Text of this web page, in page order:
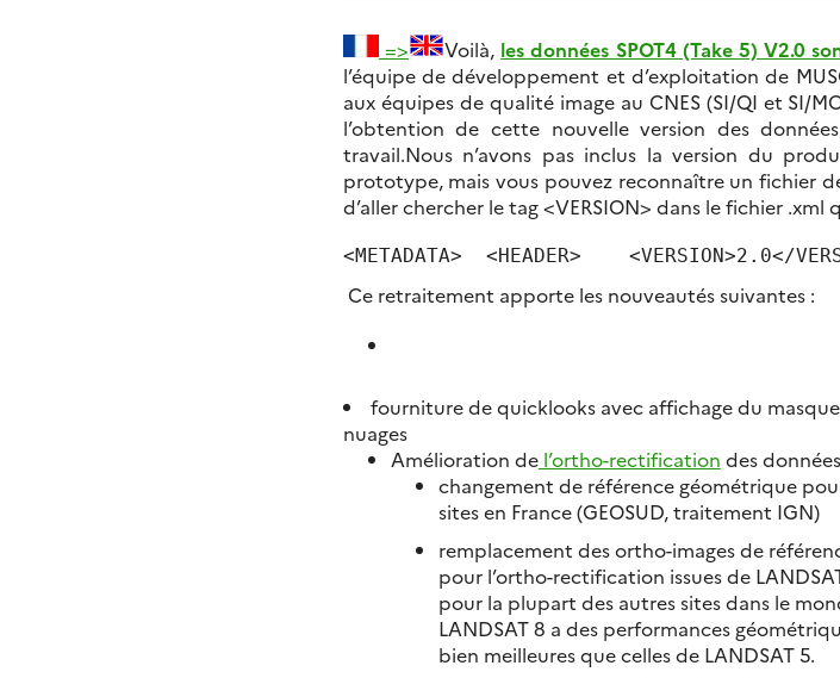
=> Voilà, les données SPOT4 (Take 5) V2.0
l’équipe de développement et d’exploitation de
aux équipes de qualité image au CNES (SI/QI et SI/
l’obtention de cette nouvelle version des
travail.Nous n’avons pas inclus la version du
prototype, mais vous pouvez reconnaître un fichier
d’aller chercher le tag <VERSION> dans le fichier
<METADATA>  <HEADER>    <VERSION>2.0</
Ce retraitement apporte les nouveautés suivantes :
fourniture de quicklooks avec affichage du
nuages
Amélioration del’ortho-rectification des
changement de référence géométrique
sites en France (GEOSUD, traitement IGN)
remplacement des ortho-images de
pour l’ortho-rectification issues de
pour la plupart des autres sites dans le
LANDSAT 8 a des performances
bien meilleures que celles de LANDSAT 5.